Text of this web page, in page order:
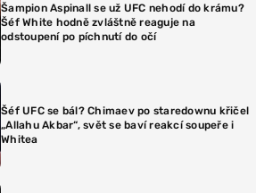
Šampion Aspinall se už UFC nehodí do krámu?
Šéf White hodně zvláštně reaguje na
odstoupení po píchnutí do očí
Šéf UFC se bál? Chimaev po staredownu křičel
„Allahu Akbar“, svět se baví reakcí soupeře i
Whitea